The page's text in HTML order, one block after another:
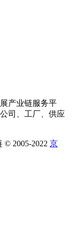
产业链服务平
司、工厂、供应
© 2005-2022 京